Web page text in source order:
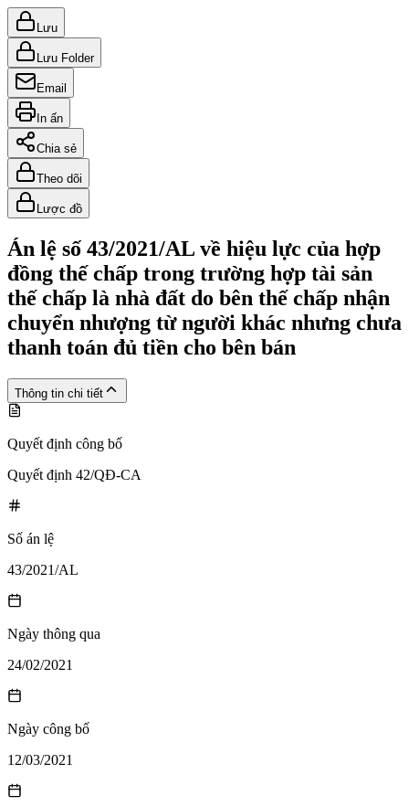
Lưu
Lưu Folder
Email
In ấn
Chia sẻ
Theo dõi
Lược đồ
Án lệ số 43/2021/AL về hiệu lực của hợp
đồng thế chấp trong trường hợp tài sản
thế chấp là nhà đất do bên thế chấp nhận
chuyển nhượng từ người khác nhưng chưa
thanh toán đủ tiền cho bên bán
Thông tin chi tiết
Quyết định công bố
Quyết định 42/QĐ-CA
Số án lệ
43/2021/AL
Ngày thông qua
24/02/2021
Ngày công bố
12/03/2021